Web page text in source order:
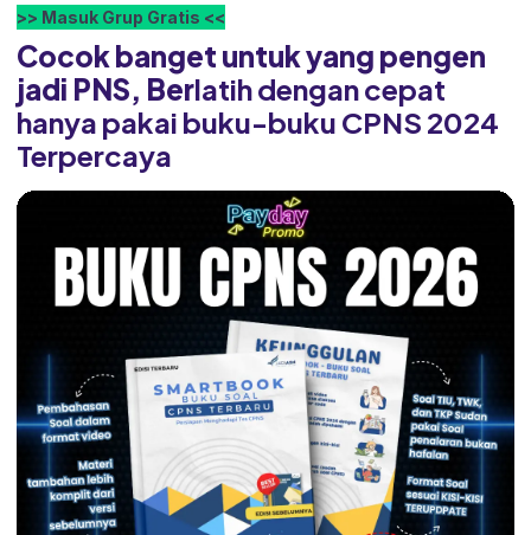
>> Masuk Grup Gratis <<
Cocok banget untuk yang pengen
jadi PNS, Berlatih dengan cepat
hanya pakai buku-buku CPNS 2024
Terpercaya